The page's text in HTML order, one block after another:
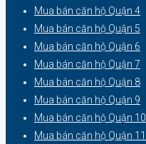
Mua bán căn hộ Quận 4
Mua bán căn hộ Quận 5
Mua bán căn hộ Quận 6
Mua bán căn hộ Quận 7
Mua bán căn hộ Quận 8
Mua bán căn hộ Quận 9
Mua bán căn hộ Quận 10
Mua bán căn hộ Quận 11